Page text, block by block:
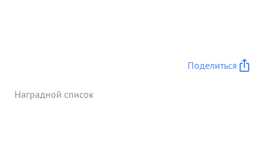
Поделиться
Наградной список